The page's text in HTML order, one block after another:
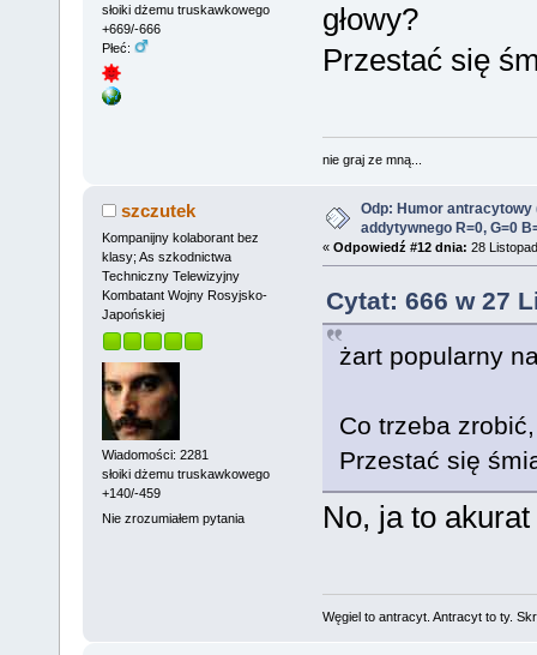
słoiki dżemu truskawkowego
+669/-666
Płeć:
głowy?
Przestać się
nie graj ze mną...
szczutek
Kompanijny kolaborant bez
klasy; As szkodnictwa
Techniczny Telewizyjny
Kombatant Wojny Rosyjsko-
Japońskiej
Wiadomości: 2281
słoiki dżemu truskawkowego
+140/-459
Nie zrozumiałem pytania
Odp: Humor antracytowy
addytywnego R=0, G=0
« Odpowiedź #12 dnia: 28
Cytat: 666 w 27
żart popularny
Co trzeba
Przestać się
No, ja to
Węgiel to antracyt. Antracyt to ty.